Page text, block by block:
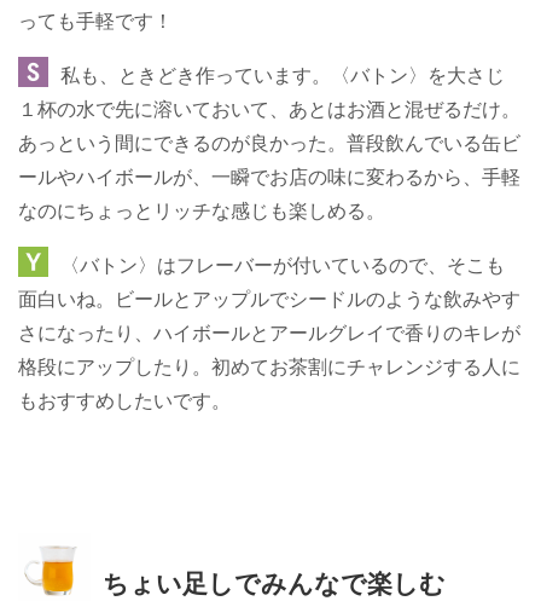
っても手軽です！
私も、ときどき作っています。〈バトン〉を大さじ
１杯の水で先に溶いておいて、あとはお酒と混ぜるだけ。
あっという間にできるのが良かった。普段飲んでいる缶ビ
ールやハイボールが、一瞬でお店の味に変わるから、手軽
なのにちょっとリッチな感じも楽しめる。
〈バトン〉はフレーバーが付いているので、そこも
面白いね。ビールとアップルでシードルのような飲みやす
さになったり、ハイボールとアールグレイで香りのキレが
格段にアップしたり。初めてお茶割にチャレンジする人に
もおすすめしたいです。
ちょい足しでみんなで楽しむ